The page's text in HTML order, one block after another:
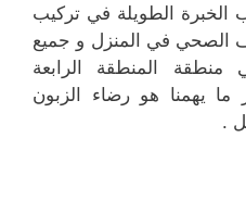
الطويلة في تركيب
الصحي في المنزل و جميع
منطقة المنطقة الرابعة
ما يهمنا هو رضاء الزبون
.